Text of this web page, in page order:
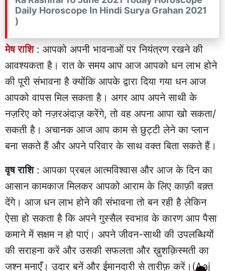
Daily Horoscope In Hindi Surya Grahan 2021
)
मेष राशि: आपको अपनी भावनाओं पर नियंत्रण रखने की
आवश्यकता है। रात के समय आप आज आपको धन लाभ होने
की पूरी संभावना है क्योंकि आपके द्वारा दिया गया धन आज
आपको वापस मिल सकता है। अगर आप अपने साथी के
नज़रिए को नज़रअंदाज़ करेंगे, तो वह अपना आपा खो सकता/
सकती है। अचानक आज आप काम से छुट्टी लेने का प्लान
बना सकते हैं और अपने परिवार के साथ वक्त बिता सकते हैं।
वृष राशि: आपका प्रबल आत्मविश्वास और आज के दिन का
आसान कामकाज मिलकर आपको आराम के लिए काफ़ी वक़्त
देंगे। आज धन लाभ होने की संभावना तो बन रही है लेकिन
ऐसा हो सकता है कि अपने गुस्सैल स्वभाव के कारण आप पैसा
कमाने में सक्षम न हो पाएं। अपने जीवन-साथी की उपलब्धियों
की सराहना करें और उसकी सफलता और ख़ुशक़िस्मती का
जश्न मनाएँ। उदार बनें और ईमानदारी से तारीफ़ करें।(Aaj